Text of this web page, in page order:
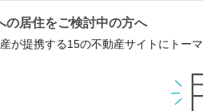
の居住をご検討中の方へ
が提携する15の不動産サイトにトー